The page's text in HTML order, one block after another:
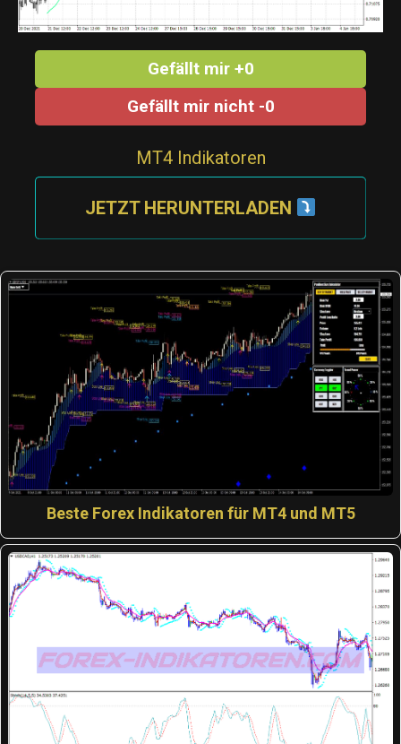
Gefällt mir +0
Gefällt mir nicht -0
MT4 Indikatoren
JETZT HERUNTERLADEN
Beste Forex Indikatoren für MT4 und MT5